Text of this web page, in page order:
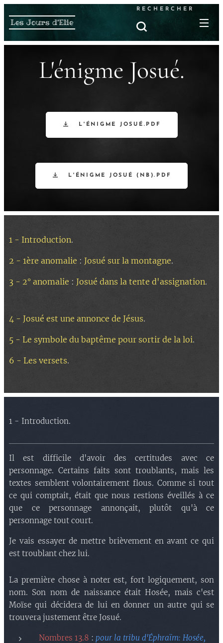
Les Jours d'Elie
RECHERCHER
L'énigme Josué.
L'ÉNIGME JOSUÉ.PDF
L'ÉNIGME JOSUÉ (NB).PDF
1 - Introduction.
2 - 1ère anomalie : Josué sur la montagne.
3 - 2° anomalie : Josué dans la tente d'assignation.
4 - Josué est une annonce de Jésus.
5 - Le symbole du baptême pour sortir de la loi.
6 - Les versets.
1 - Introduction.
Il est difficile d'avoir des certitudes avec ce
personnage. Certains faits sont troublants, mais les
textes semblent volontairement flous. Comme si tout
ce qui comptait, était que nous restions éveillés à ce
que ce personnage annonçait, plutôt qu'à ce
personnage tout court.
Je vais essayer de mettre brièvement en avant ce qui
est troublant chez lui.
La première chose à noter est, fort logiquement, son
nom. Son nom de naissance était Hosée, mais c'est
Moïse qui décidera de lui en donner un autre qui se
trouvera justement être Josué.
Nombres 13.8 : pour la tribu d'Éphraïm: Hosée,